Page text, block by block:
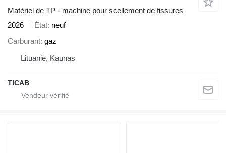
Matériel de TP - machine pour scellement de fissures
2026
État neuf
Carburant gaz
Lituanie, Kaunas
TICAB